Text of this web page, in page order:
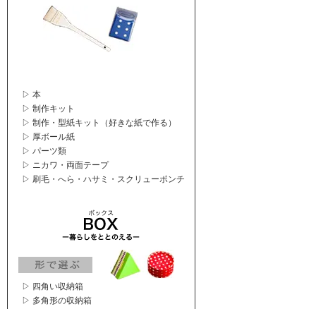
▷ 本
▷ 制作キット
▷ 制作・型紙キット（好きな紙で作る）
▷ 厚ボール紙
▷ パーツ類
▷ ニカワ・両面テープ
▷ 刷毛・へら・ハサミ・スクリューポンチ
▷ 四角い収納箱
▷ 多角形の収納箱